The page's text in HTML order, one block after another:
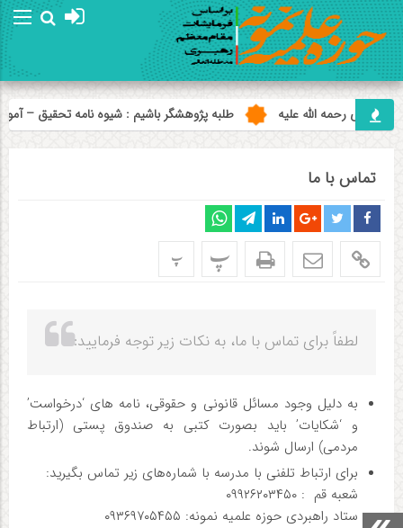
امام علی (ع) می فرماید : هر کس از
ای رحمه الله علیه طلبه پژوهشگر باشیم : شیوه نامه تحقیق –
تماس با ما
پ پ
لطفاً برای تماس با ما، به نکات زیر توجه فرمایید:
به دلیل وجود مسائل قانونی و حقوقی، نامه های ‘درخواست’
و ‘شکایات’ باید بصورت کتبی به صندوق پستی (ارتباط
مردمی) ارسال شوند.
برای ارتباط تلفنی با مدرسه با شماره‌های زیر تماس بگیرید:
شعبه قم : ۰۹۹۲۶۲۰۳۴۵۰
ستاد راهبردی حوزه علمیه نمونه: ۰۹۳۶۹۷۰۵۴۵۵